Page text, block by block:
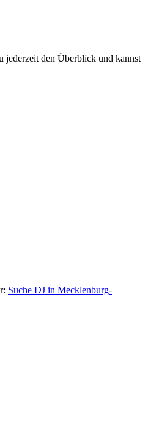
jederzeit den Überblick und kannst
Suche DJ in Mecklenburg-